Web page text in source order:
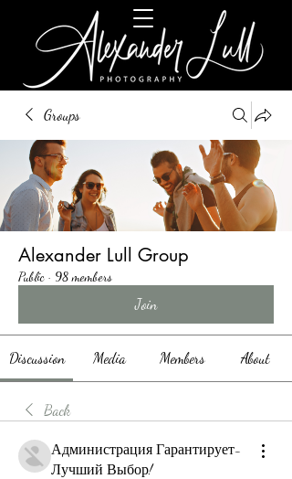
Groups
Alexander Lull Group
Public · 98 members
Join
Discussion Media Members About
Back
Администрация Гарантирует-
Лучший Выбор!